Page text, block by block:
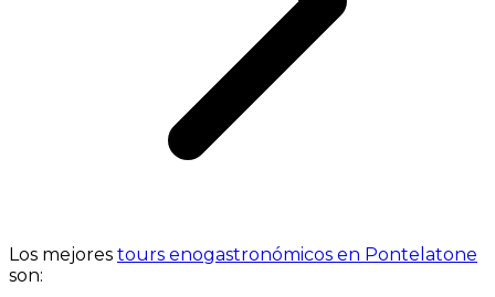
Los mejores tours enogastronómicos en Pontelatone
son: